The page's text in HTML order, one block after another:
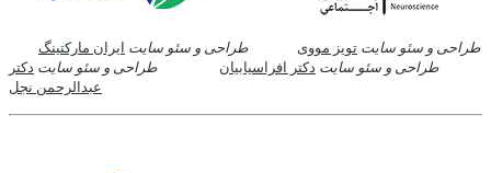
طراحی و سئو سایت تویز مووی طراحی و سئو سایت ایران مارکتینگ
طراحی و سئو سایت دکتر افراسیابیان طراحی و سئو سایت دکتر
عبدالرحمن نجل